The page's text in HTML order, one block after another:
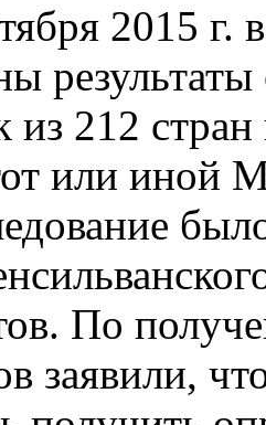
2015 г.
из 212
или иной
По
заявили,